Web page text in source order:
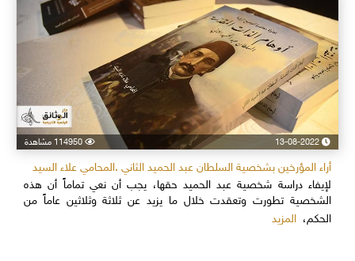
13-08-2022 114950 مشاهدة
أراء المؤرخين بشخصية السلطان عبد الحميد الثاني .المحامي علاء السيد
لإيفاء دراسة شخصية عبد الحميد حقها، يجب أن نعي تماماً أن هذه
الشخصية تطورت وتعقدت خلال ما يزيد عن ثلاثة وثلاثين عاماً من
الحكم،المزيد